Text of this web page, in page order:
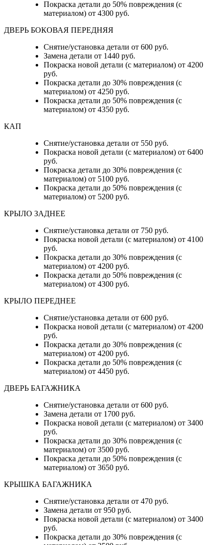
Покраска детали до 50% повреждения (с
материалом) от 4300 руб.
ДВЕРЬ БОКОВАЯ ПЕРЕДНЯЯ
Снятие/установка детали от 600 руб.
Замена детали от 1440 руб.
Покраска новой детали (с материалом) от 4200
руб.
Покраска детали до 30% повреждения (с
материалом) от 4250 руб.
Покраска детали до 50% повреждения (с
материалом) от 4350 руб.
КАП
Снятие/установка детали от 550 руб.
Покраска новой детали (с материалом) от 6400
руб.
Покраска детали до 30% повреждения (с
материалом) от 5100 руб.
Покраска детали до 50% повреждения (с
материалом) от 5200 руб.
КРЫЛО ЗАДНЕЕ
Снятие/установка детали от 750 руб.
Покраска новой детали (с материалом) от 4100
руб.
Покраска детали до 30% повреждения (с
материалом) от 4200 руб.
Покраска детали до 50% повреждения (с
материалом) от 4300 руб.
КРЫЛО ПЕРЕДНЕЕ
Снятие/установка детали от 600 руб.
Покраска новой детали (с материалом) от 4200
руб.
Покраска детали до 30% повреждения (с
материалом) от 4200 руб.
Покраска детали до 50% повреждения (с
материалом) от 4450 руб.
ДВЕРЬ БАГАЖНИКА
Снятие/установка детали от 600 руб.
Замена детали от 1700 руб.
Покраска новой детали (с материалом) от 3400
руб.
Покраска детали до 30% повреждения (с
материалом) от 3500 руб.
Покраска детали до 50% повреждения (с
материалом) от 3650 руб.
КРЫШКА БАГАЖНИКА
Снятие/установка детали от 470 руб.
Замена детали от 950 руб.
Покраска новой детали (с материалом) от 3400
руб.
Покраска детали до 30% повреждения (с